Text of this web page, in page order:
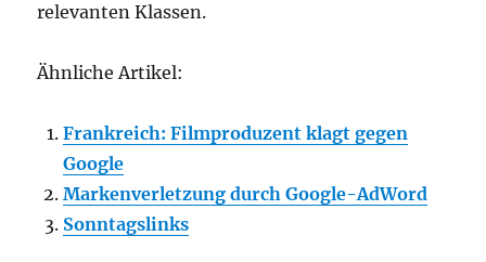
relevanten Klassen.
Ähnliche Artikel:
Frankreich: Filmproduzent klagt gegen
Google
Markenverletzung durch Google-AdWord
Sonntagslinks